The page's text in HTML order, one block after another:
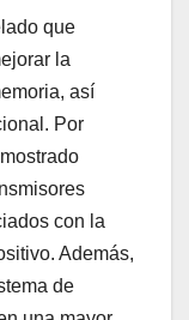
que
la
así
Por
con la
Además,
de